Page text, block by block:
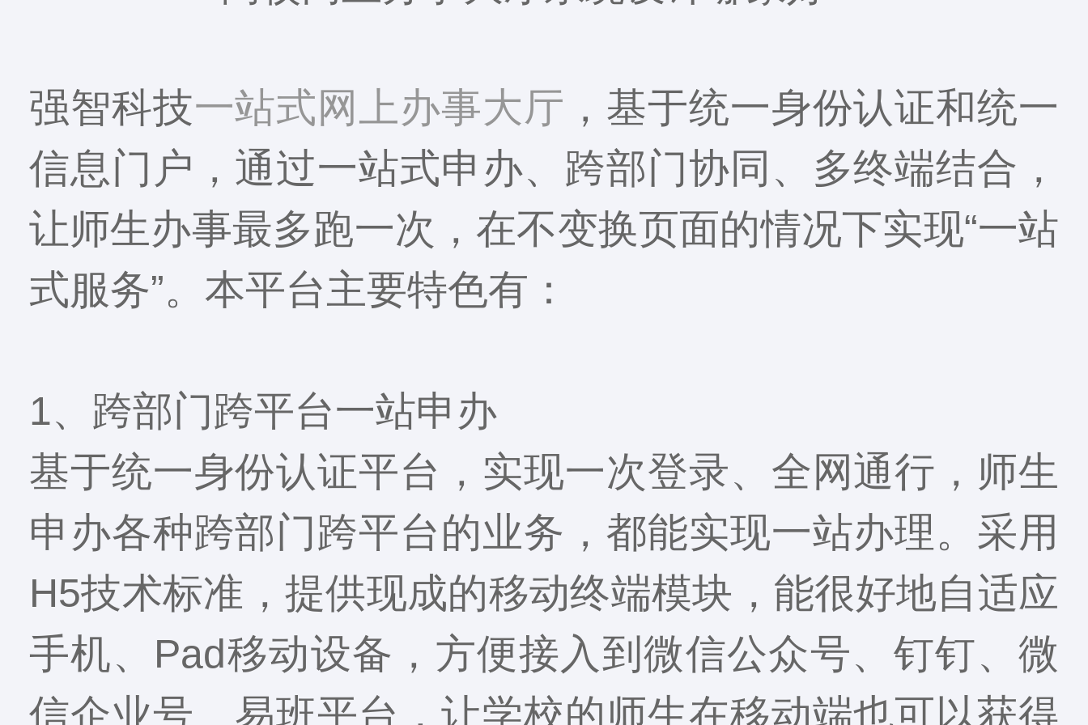
强智科技一站式网上办事大厅 ，基于统一身份认证和统一
信息门户，通过一站式申办、跨部门协同、多终端结合，
让师生办事最多跑一次，在不变换页面的情况下实现“一站
式服务”。本平台主要特色有：
1、跨部门跨平台一站申办
基于统一身份认证平台，实现一次登录、全网通行，师生
申办各种跨部门跨平台的业务，都能实现一站办理。采用
H5技术标准，提供现成的移动终端模块，能很好地自适应
手机、Pad移动设备，方便接入到微信公众号、钉钉、微
信企业号、易班平台，让学校的师生在移动端也可以获得